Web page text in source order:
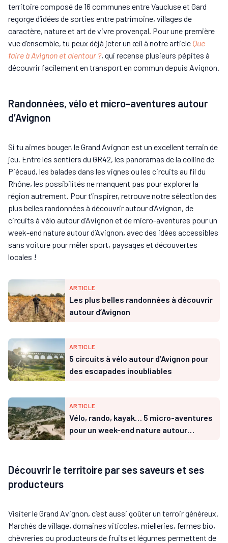
territoire composé de 16 communes entre Vaucluse et Gard
regorge d’idées de sorties entre patrimoine, villages de
caractère, nature et art de vivre provençal. Pour une première
vue d’ensemble, tu peux déjà jeter un œil à notre article Que
faire à Avignon et alentour ?, qui recense plusieurs pépites à
découvrir facilement en transport en commun depuis Avignon.
Randonnées, vélo et micro-aventures autour
d’Avignon
Si tu aimes bouger, le Grand Avignon est un excellent terrain de
jeu. Entre les sentiers du GR42, les panoramas de la colline de
Piécaud, les balades dans les vignes ou les circuits au fil du
Rhône, les possibilités ne manquent pas pour explorer la
région autrement. Pour t’inspirer, retrouve notre sélection des
plus belles randonnées à découvrir autour d’Avignon, de
circuits à vélo autour d’Avignon et de micro-aventures pour un
week-end nature autour d’Avignon, avec des idées accessibles
sans voiture pour mêler sport, paysages et découvertes
locales !
ARTICLE
Les plus belles randonnées à découvrir
autour d’Avignon
ARTICLE
5 circuits à vélo autour d’Avignon pour
des escapades inoubliables
ARTICLE
Vélo, rando, kayak… 5 micro-aventures
pour un week-end nature autour
Découvrir le territoire par ses saveurs et ses
producteurs
Visiter le Grand Avignon, c’est aussi goûter un terroir généreux.
Marchés de village, domaines viticoles, mielleries, fermes bio,
chèvreries ou producteurs de fruits et légumes permettent de